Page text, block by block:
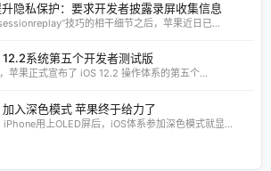
隐私保护：要求开发者披露录屏收集信息
技巧的相干细节之后，苹果近日已...
系统第五个开发者测试版
苹果正式宣布了 iOS 12.2 操作体系的第五个...
加入深色模式 苹果终于给力了
iPhone用上OLED屏后，iOS体系参加深色模式就显...